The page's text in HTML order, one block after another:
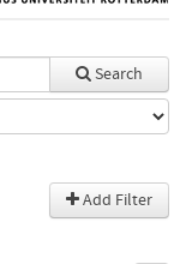
Search
Add Filter